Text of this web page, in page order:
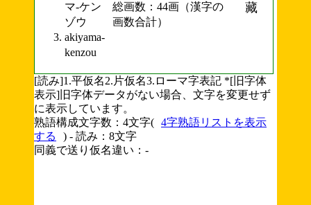
マ-ケン
ゾウ
akiyama-
kenzou
総画数：44画（漢字の
画数合計）
藏
[読み]1.平仮名2.片仮名3.ローマ字表記 *[旧字体
表示]旧字体データがない場合、文字を変更せず
に表示しています。
熟語構成文字数：4文字( 4字熟語リストを表示
する
) - 読み：8文字
同義で送り仮名違い：-